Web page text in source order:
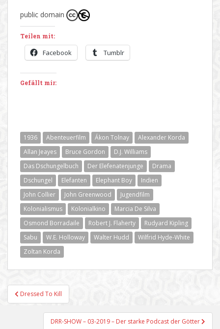
public domain
Teilen mit:
Facebook Tumblr
Gefällt mir:
1936 Abenteuerfilm Ákon Tolnay
Alexander Korda
Allan Jeayes
Bruce Gordon
D.J. Williams
Das Dschungelbuch
Der Elefenatenjunge
Drama
Dschungel
Elefanten Elephant Boy
Indien
John Collier
John Greenwood
Jugendfilm
Kolonialismus
Kolonialkino
Marcia De Silva
Osmond Borradaile
Robert J. Flaherty
Rudyard Kipling
Sabu
W.E. Holloway Walter Hudd
Wilfrid Hyde-White
Zoltan Korda
Beitragsnavigation
Dressed To Kill
DRR-SHOW – 03-2019 – Der starke Podcast der Götter